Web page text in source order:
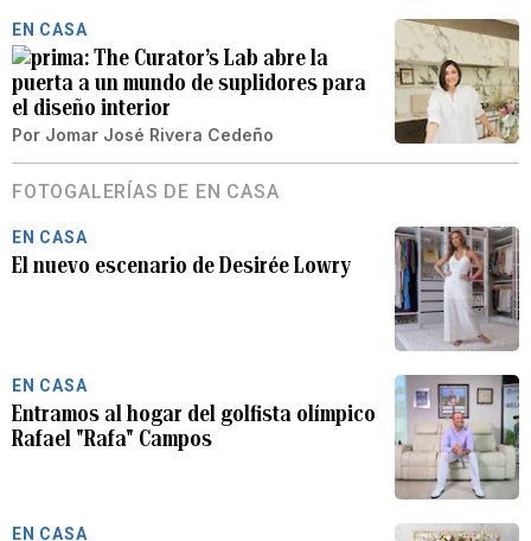
EN CASA
The Curator’s Lab abre la
puerta a un mundo de suplidores para
el diseño interior
Por Jomar José Rivera Cedeño
FOTOGALERÍAS DE EN CASA
EN CASA
El nuevo escenario de Desirée Lowry
EN CASA
Entramos al hogar del golfista olímpico
Rafael "Rafa" Campos
EN CASA